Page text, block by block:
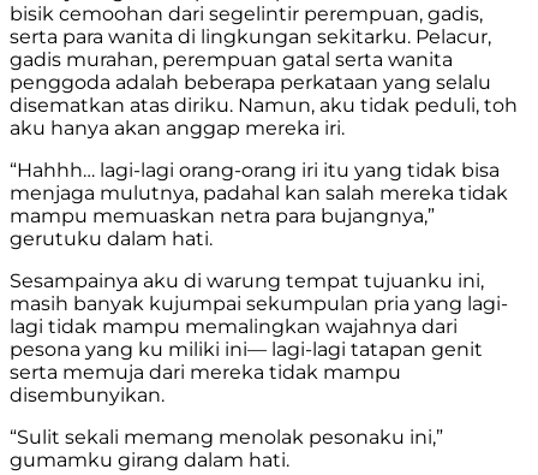
bisik cemoohan dari segelintir perempuan, gadis,
serta para wanita di lingkungan sekitarku. Pelacur,
gadis murahan, perempuan gatal serta wanita
penggoda adalah beberapa perkataan yang selalu
disematkan atas diriku. Namun, aku tidak peduli, toh
aku hanya akan anggap mereka iri.
“Hahhh… lagi-lagi orang-orang iri itu yang tidak bisa
menjaga mulutnya, padahal kan salah mereka tidak
mampu memuaskan netra para bujangnya,”
gerutuku dalam hati.
Sesampainya aku di warung tempat tujuanku ini,
masih banyak kujumpai sekumpulan pria yang lagi-
lagi tidak mampu memalingkan wajahnya dari
pesona yang ku miliki ini— lagi-lagi tatapan genit
serta memuja dari mereka tidak mampu
disembunyikan.
“Sulit sekali memang menolak pesonaku ini,”
gumamku girang dalam hati.